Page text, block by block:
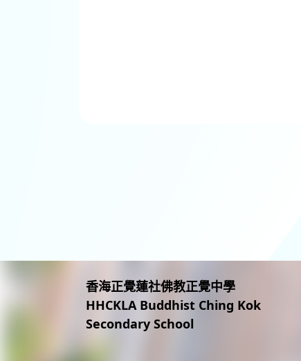
香海正覺蓮社佛教正覺中學
HHCKLA Buddhist Ching Kok
Secondary School